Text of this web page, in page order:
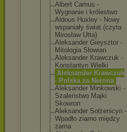
Albert Camus -
Wygnanie i królestwo
Aldous Huxley - Nowy
wspaniały świat (czyta
Mirosław Utta)
Aleksander Gieysztor -
Mitologia Słowian
Aleksander Krawczuk -
Konstantyn Wielki
Aleksander Krawczuk
- Polska za Nerona
Aleksander Minkowski -
Szaleństwo Majki
Skowron
Aleksander Sołżenicyn -
Wpadło ziarno między
żarna